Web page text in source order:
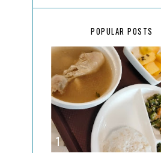
2025134
December15
November
October 13
POPULAR POSTS